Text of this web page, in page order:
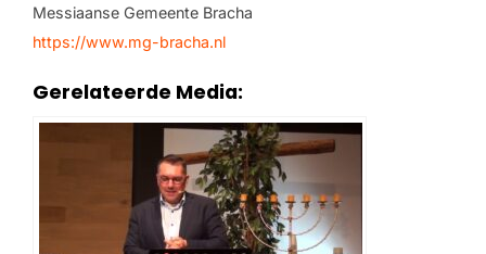
Messiaanse Gemeente Bracha
https://www.mg-bracha.nl
Gerelateerde Media: